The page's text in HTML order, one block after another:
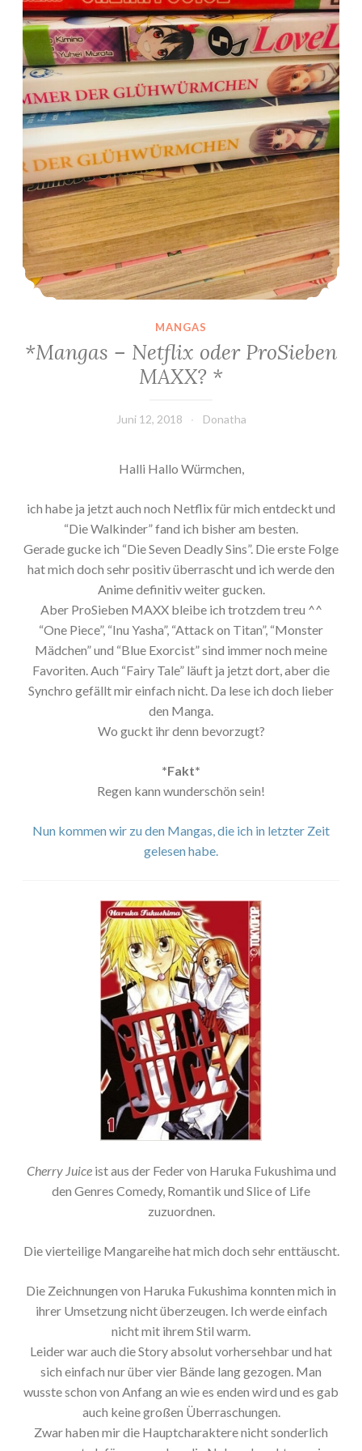
MANGAS
*Mangas – Netflix oder ProSieben
MAXX? *
Juni 12, 2018 Donatha
Halli Hallo Würmchen,
ich habe ja jetzt auch noch Netflix für mich entdeckt und
“Die Walkinder” fand ich bisher am besten.
Gerade gucke ich “Die Seven Deadly Sins”. Die erste Folge
hat mich doch sehr positiv überrascht und ich werde den
Anime definitiv weiter gucken.
Aber ProSieben MAXX bleibe ich trotzdem treu ^^
“One Piece”, “Inu Yasha”, “Attack on Titan”, “Monster
Mädchen” und “Blue Exorcist” sind immer noch meine
Favoriten. Auch “Fairy Tale” läuft ja jetzt dort, aber die
Synchro gefällt mir einfach nicht. Da lese ich doch lieber
den Manga.
Wo guckt ihr denn bevorzugt?
*Fakt*
Regen kann wunderschön sein!
Nun kommen wir zu den Mangas, die ich in letzter Zeit
gelesen habe.
Cherry Juiceist aus der Feder von Haruka Fukushima und
den Genres Comedy, Romantik und Slice of Life
zuzuordnen.
Die vierteilige Mangareihe hat mich doch sehr enttäuscht.
Die Zeichnungen von Haruka Fukushima konnten mich in
ihrer Umsetzung nicht überzeugen. Ich werde einfach
nicht mit ihrem Stil warm.
Leider war auch die Story absolut vorhersehbar und hat
sich einfach nur über vier Bände lang gezogen. Man
wusste schon von Anfang an wie es enden wird und es gab
auch keine großen Überraschungen.
Zwar haben mir die Hauptcharaktere nicht sonderlich